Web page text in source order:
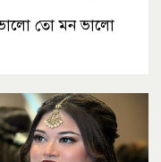
তো মন ভালো